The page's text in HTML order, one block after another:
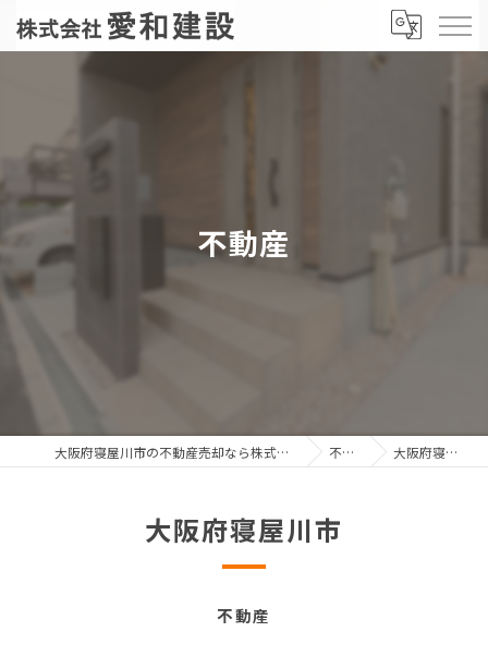
不動産
大阪府寝屋川市の不動産売却なら株式会社愛和建設 不動産 大阪府寝屋川市
不動産
大阪府寝屋川市